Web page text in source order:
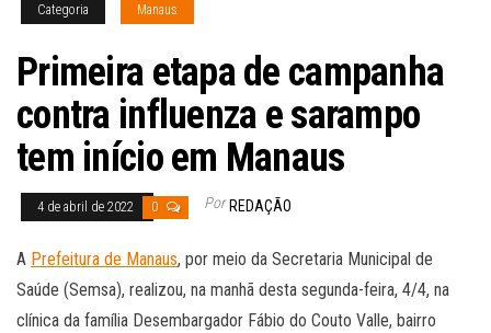
Categoria Manaus
Primeira etapa de campanha
contra influenza e sarampo
tem início em Manaus
4 de abril de 2022 0 Por REDAÇÃO
A Prefeitura de Manaus, por meio da Secretaria Municipal de
Saúde (Semsa), realizou, na manhã desta segunda-feira, 4/4, na
clínica da família Desembargador Fábio do Couto Valle, bairro